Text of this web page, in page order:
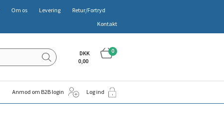
Om os Levering
Retur/Fortryd
Kontakt
0
DKK
0,00
Anmod om B2B login Log ind